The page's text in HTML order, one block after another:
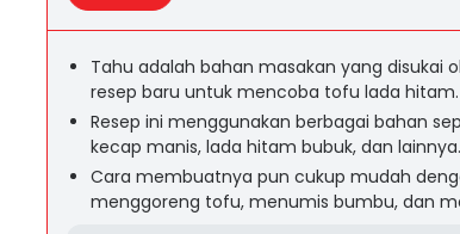
Tahu adalah bahan masakan yang disukai
resep baru untuk mencoba tofu lada hitam.
Resep ini menggunakan berbagai bahan
kecap manis, lada hitam bubuk, dan lainnya.
Cara membuatnya pun cukup mudah
menggoreng tofu, menumis bumbu, dan